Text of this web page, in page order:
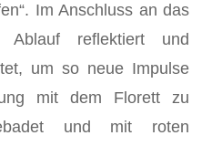
Im Anschluss an das
reflektiert und
um so neue Impulse
mit dem Florett zu
und mit roten